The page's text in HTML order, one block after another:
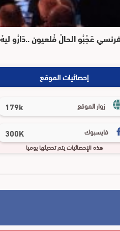
عَجْبُو الحالْ فْلعيون ..دَارُو
إحصائيات الموقع
زوار الموقع 179k
فايسبوك 300K
هذه الإحصائيات يتم تحديثها يوميا